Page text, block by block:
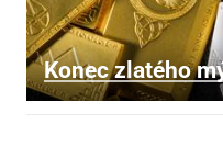
Konec zlatého